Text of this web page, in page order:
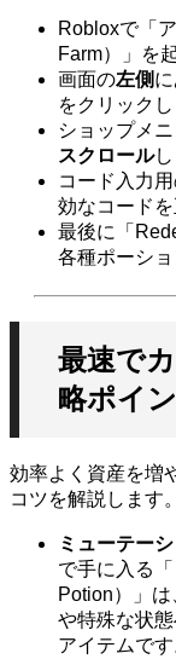
Robloxで「
Farm）」を
画面の左側
をクリックし
ショップメ
スクロールし
コード入力
効なコードを
最後に「
各種ポーシ
最速で
略ポイ
効率よく資産を増
コツを解説します。
ミューテー
で手に入る
Potion）」
や特殊な状
アイテムで